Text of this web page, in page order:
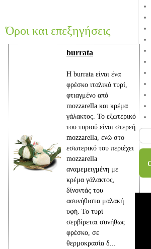
Όροι και επεξηγήσεις
burrata
Η burrata είναι ένα
φρέσκο ιταλικό τυρί,
φτιαγμένο από
mozzarella και κρέμα
γάλακτος. Το εξωτερικό
του τυριού είναι στερεή
mozzarella, ενώ στο
εσωτερικό του περιέχει
mozzarella
αναμεμειγμένη με
κρέμα γάλακτος,
δίνοντάς του
ασυνήθιστα μαλακή
υφή. Το τυρί
σερβίρεται συνήθως
φρέσκο, σε
θερμοκρασία δ...